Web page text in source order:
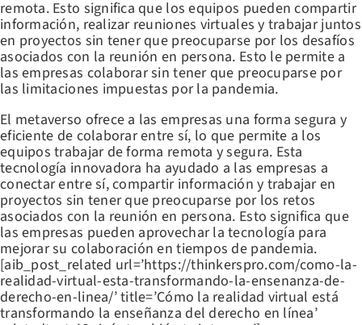
remota. Esto significa que los equipos pueden compartir
información, realizar reuniones virtuales y trabajar juntos
en proyectos sin tener que preocuparse por los desafíos
asociados con la reunión en persona. Esto le permite a
las empresas colaborar sin tener que preocuparse por
las limitaciones impuestas por la pandemia.
El metaverso ofrece a las empresas una forma segura y
eficiente de colaborar entre sí, lo que permite a los
equipos trabajar de forma remota y segura. Esta
tecnología innovadora ha ayudado a las empresas a
conectar entre sí, compartir información y trabajar en
proyectos sin tener que preocuparse por los retos
asociados con la reunión en persona. Esto significa que
las empresas pueden aprovechar la tecnología para
mejorar su colaboración en tiempos de pandemia.
[aib_post_related url=’https://thinkerspro.com/como-la-
realidad-virtual-esta-transformando-la-ensenanza-de-
derecho-en-linea/’ title=’Cómo la realidad virtual está
transformando la enseñanza del derecho en línea’